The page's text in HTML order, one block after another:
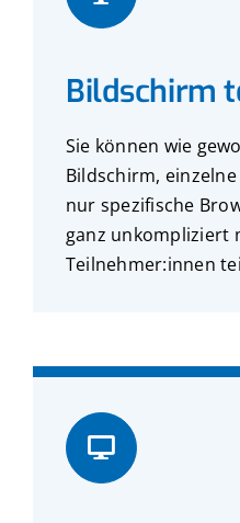
Bildschirm
Sie können wie
Bildschirm,
nur spezifische
ganz unkompliziert
Teilnehmer:innen